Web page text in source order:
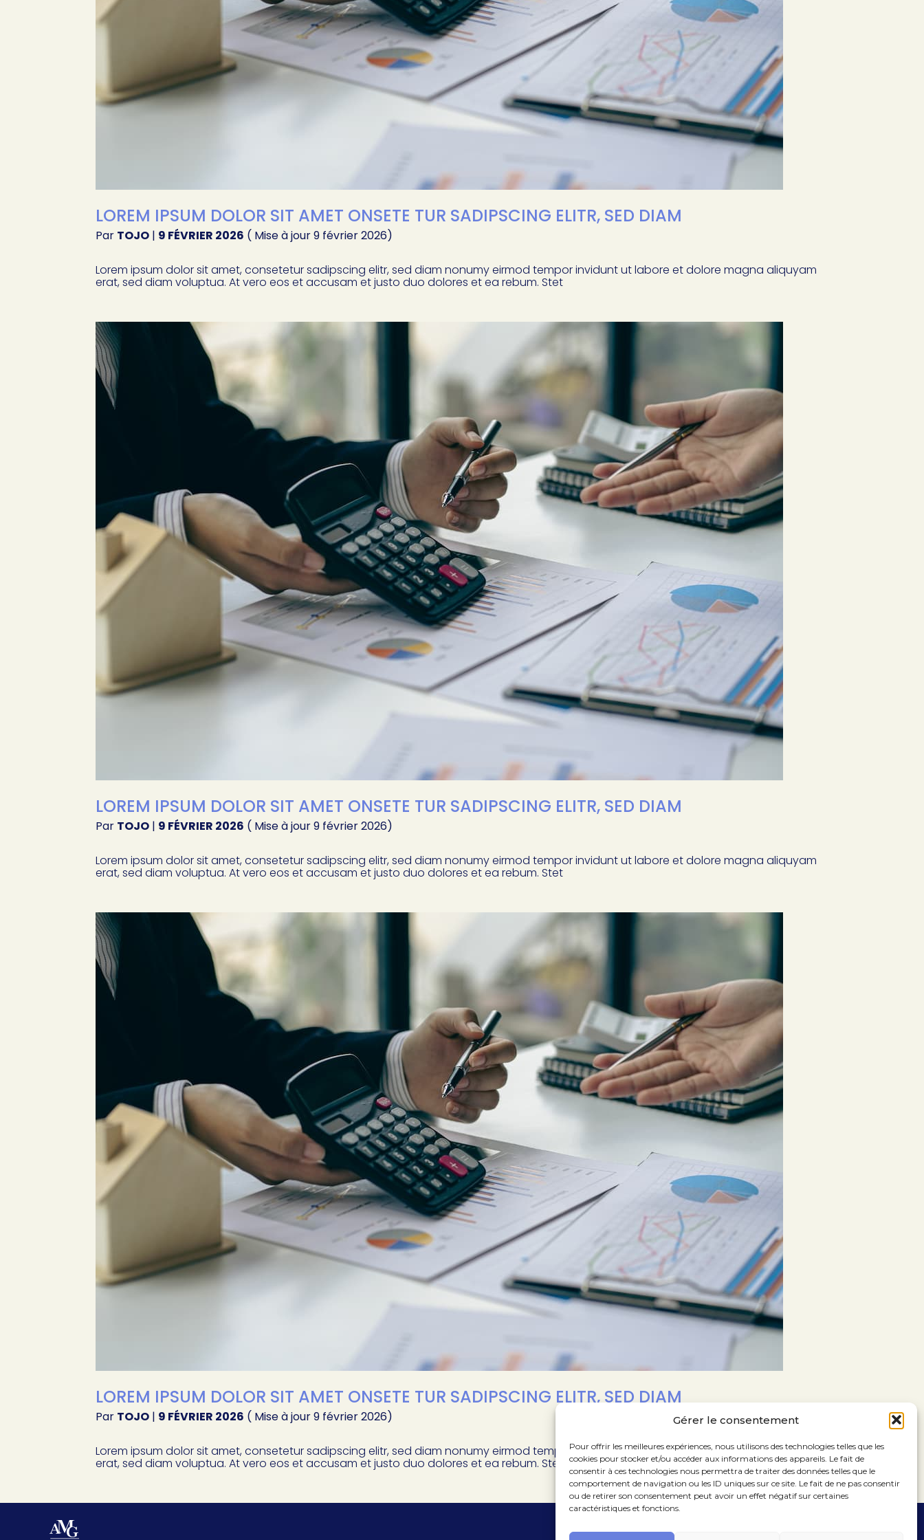
Gérer le consentement
Pour offrir les meilleures expériences, nous utilisons des technologies telles que les
cookies pour stocker et/ou accéder aux informations des appareils. Le fait de
consentir à ces technologies nous permettra de traiter des données telles que le
comportement de navigation ou les ID uniques sur ce site. Le fait de ne pas consentir
ou de retirer son consentement peut avoir un effet négatif sur certaines
caractéristiques et fonctions.
LOREM IPSUM DOLOR SIT AMET ONSETE TUR SADIPSCING ELITR, SED DIAM
Par TOJO | 9 FÉVRIER 2026 ( Mise à jour 9 février 2026)
Lorem ipsum dolor sit amet, consetetur sadipscing elitr, sed diam nonumy eirmod tempor invidunt ut labore et dolore magna aliquyam
erat, sed diam voluptua. At vero eos et accusam et justo duo dolores et ea rebum. Stet
LOREM IPSUM DOLOR SIT AMET ONSETE TUR SADIPSCING ELITR, SED DIAM
Par TOJO | 9 FÉVRIER 2026 ( Mise à jour 9 février 2026)
Lorem ipsum dolor sit amet, consetetur sadipscing elitr, sed diam nonumy eirmod tempor invidunt ut labore et dolore magna aliquyam
erat, sed diam voluptua. At vero eos et accusam et justo duo dolores et ea rebum. Stet
LOREM IPSUM DOLOR SIT AMET ONSETE TUR SADIPSCING ELITR, SED DIAM
Par TOJO | 9 FÉVRIER 2026 ( Mise à jour 9 février 2026)
Lorem ipsum dolor sit amet, consetetur sadipscing elitr, sed diam nonumy eirmod tempor invidunt ut labore et dolore magna aliquyam
erat, sed diam voluptua. At vero eos et accusam et justo duo dolores et ea rebum. Stet
14 Rue de la Pépinière 75008 Paris